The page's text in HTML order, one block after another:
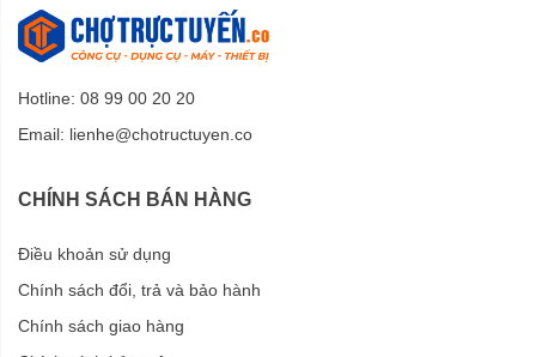
Hotline: 08 99 00 20 20
Email: lienhe@chotructuyen.co
CHÍNH SÁCH BÁN HÀNG
Điều khoản sử dụng
Chính sách đổi, trả và bảo hành
Chính sách giao hàng